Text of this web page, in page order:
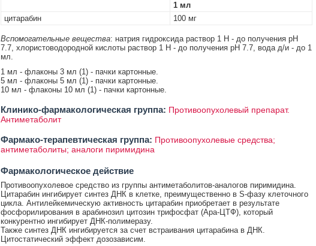
1 мл
цитарабин
100 мг
Вспомогательные вещества: натрия гидроксида раствор 1 Н - до получения pH
7.7, хлористоводородной кислоты раствор 1 Н - до получения pH 7.7, вода д/и - до 1
мл.
1 мл - флаконы 3 мл (1) - пачки картонные.
5 мл - флаконы 5 мл (1) - пачки картонные.
10 мл - флаконы 10 мл (1) - пачки картонные.
Клинико-фармакологическая группа: Противоопухолевый препарат.
Антиметаболит
Фармако-терапевтическая группа: Противоопухолевые средства;
антиметаболиты; аналоги пиримидина
Фармакологическое действие
Противоопухолевое средство из группы антиметаболитов-аналогов пиримидина.
Цитарабин ингибирует синтез ДНК в клетке, преимущественно в S-фазу клеточного
цикла. Антилейкемическую активность цитарабин приобретает в результате
фосфорилирования в арабинозил цитозин трифосфат (Ара-ЦТФ), который
конкурентно ингибирует ДНК-полимеразу.
Также синтез ДНК ингибируется за счет встраивания цитарабина в ДНК.
Цитостатический эффект дозозависим.